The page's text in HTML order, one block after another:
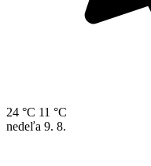
24 °C 11 °C
nedeľa 9. 8.